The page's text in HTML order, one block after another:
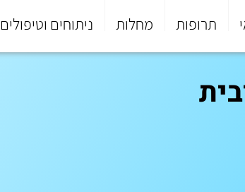
תרופות מחלות ניתוחים וטיפולים